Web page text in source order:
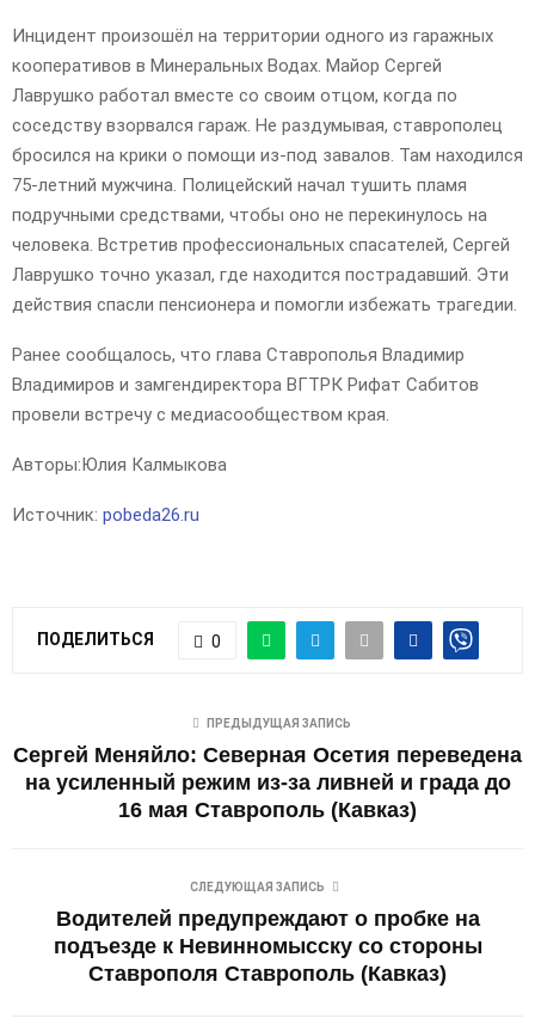
Инцидент произошёл на территории одного из гаражных
кооперативов в Минеральных Водах. Майор Сергей
Лаврушко работал вместе со своим отцом, когда по
соседству взорвался гараж. Не раздумывая, ставрополец
бросился на крики о помощи из-под завалов. Там находился
75-летний мужчина. Полицейский начал тушить пламя
подручными средствами, чтобы оно не перекинулось на
человека. Встретив профессиональных спасателей, Сергей
Лаврушко точно указал, где находится пострадавший. Эти
действия спасли пенсионера и помогли избежать трагедии.
Ранее сообщалось, что глава Ставрополья Владимир
Владимиров и замгендиректора ВГТРК Рифат Сабитов
провели встречу с медиасообществом края.
Авторы: Юлия Калмыкова
Источник: pobeda26.ru
ПОДЕЛИТЬСЯ 0
ПРЕДЫДУЩАЯ ЗАПИСЬ
Сергей Меняйло: Северная Осетия переведена
на усиленный режим из-за ливней и града до
16 мая Ставрополь (Кавказ)
СЛЕДУЮЩАЯ ЗАПИСЬ
Водителей предупреждают о пробке на
подъезде к Невинномысску со стороны
Ставрополя Ставрополь (Кавказ)